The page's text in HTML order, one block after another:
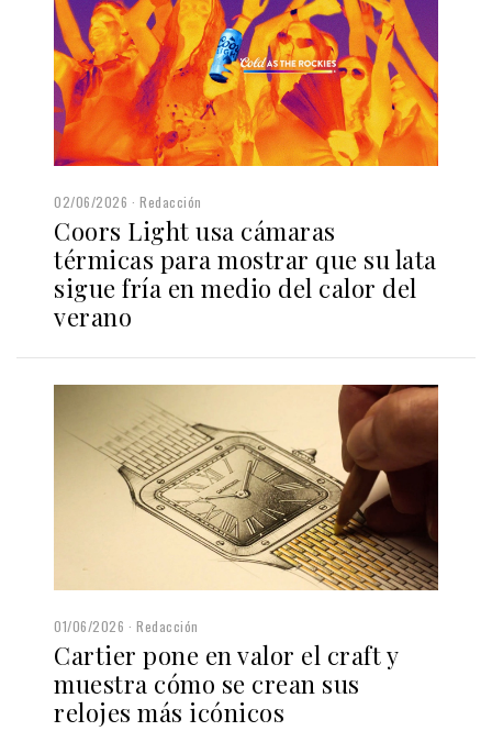
02/06/2026 Redacción
Coors Light usa cámaras
térmicas para mostrar que su lata
sigue fría en medio del calor del
verano
01/06/2026 Redacción
Cartier pone en valor el craft y
muestra cómo se crean sus
relojes más icónicos